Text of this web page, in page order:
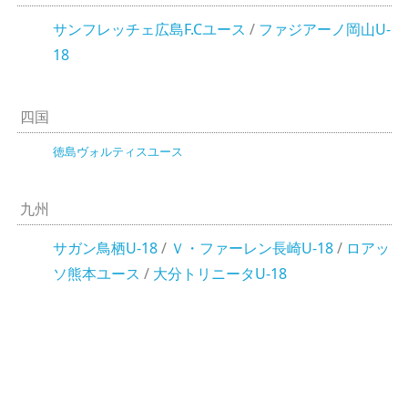
サンフレッチェ広島F.Cユース / ファジアーノ岡山U-
18
四国
徳島ヴォルティスユース
九州
サガン鳥栖U-18/ Ｖ・ファーレン長崎U-18/ ロアッ
ソ熊本ユース/ 大分トリニータU-18